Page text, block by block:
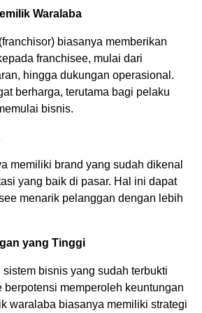
Waralaba
biasanya memberikan
franchisee, mulai dari
hingga dukungan operasional.
berharga, terutama bagi pelaku
bisnis.
memiliki brand yang sudah dikenal
yang baik di pasar. Hal ini dapat
menarik pelanggan dengan lebih
yang Tinggi
bisnis yang sudah terbukti
berpotensi memperoleh keuntungan
waralaba biasanya memiliki strategi